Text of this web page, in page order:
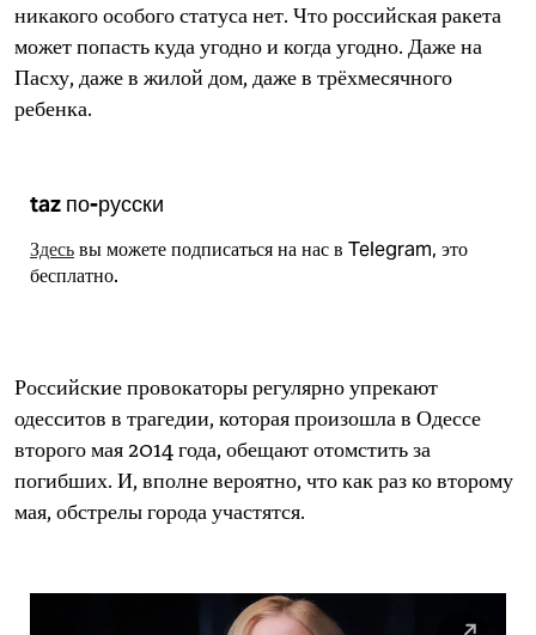
никакого особого статуса нет. Что российская ракета
может попасть куда угодно и когда угодно. Даже на
Пасху, даже в жилой дом, даже в трёхмесячного
ребенка.
taz по-русски
Здесьвы можете подписаться на нас в Telegram, это
бесплатно.
Российские провокаторы регулярно упрекают
одесситов в трагедии, которая произошла в Одессе
второго мая 2014 года, обещают отомстить за
погибших. И, вполне вероятно, что как раз ко второму
мая, обстрелы города участятся.